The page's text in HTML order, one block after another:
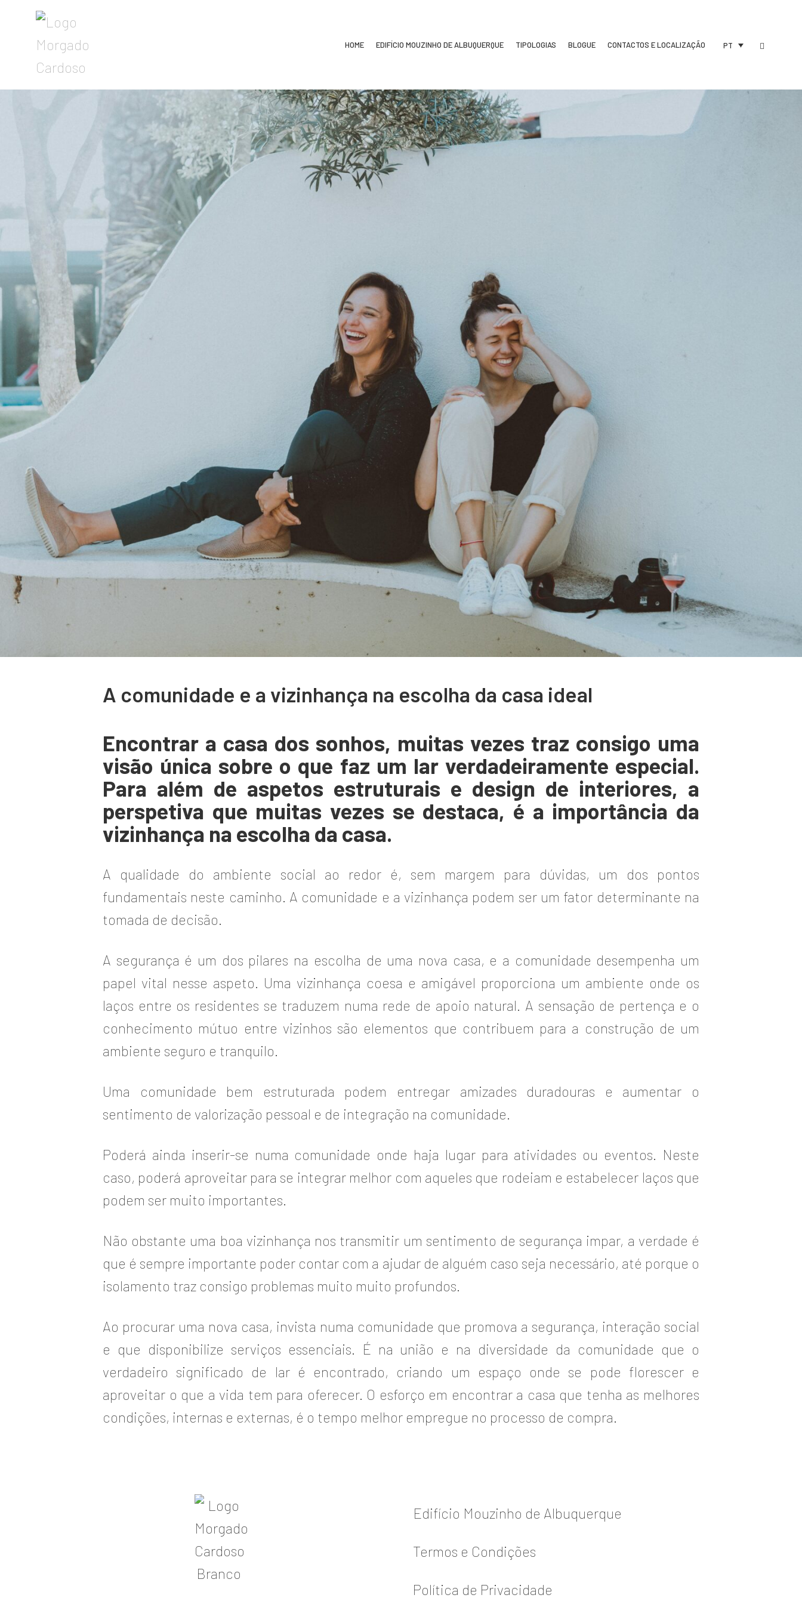
HOME EDIFÍCIO MOUZINHO DE ALBUQUERQUE TIPOLOGIAS BLOGUE CONTACTOS E LOCALIZAÇÃO PT
A comunidade e a vizinhança na escolha da casa ideal
Encontrar a casa dos sonhos, muitas vezes traz consigo uma
visão única sobre o que faz um lar verdadeiramente especial.
Para além de aspetos estruturais e design de interiores, a
perspetiva que muitas vezes se destaca, é a importância da
vizinhança na escolha da casa.
A qualidade do ambiente social ao redor é, sem margem para dúvidas, um dos pontos
fundamentais neste caminho. A comunidade e a vizinhança podem ser um fator determinante na
tomada de decisão.
A segurança é um dos pilares na escolha de uma nova casa, e a comunidade desempenha um
papel vital nesse aspeto. Uma vizinhança coesa e amigável proporciona um ambiente onde os
laços entre os residentes se traduzem numa rede de apoio natural. A sensação de pertença e o
conhecimento mútuo entre vizinhos são elementos que contribuem para a construção de um
ambiente seguro e tranquilo.
Uma comunidade bem estruturada podem entregar amizades duradouras e aumentar o
sentimento de valorização pessoal e de integração na comunidade.
Poderá ainda inserir-se numa comunidade onde haja lugar para atividades ou eventos. Neste
caso, poderá aproveitar para se integrar melhor com aqueles que rodeiam e estabelecer laços que
podem ser muito importantes.
Não obstante uma boa vizinhança nos transmitir um sentimento de segurança impar, a verdade é
que é sempre importante poder contar com a ajudar de alguém caso seja necessário, até porque o
isolamento traz consigo problemas muito muito profundos.
Ao procurar uma nova casa, invista numa comunidade que promova a segurança, interação social
e que disponibilize serviços essenciais. É na união e na diversidade da comunidade que o
verdadeiro significado de lar é encontrado, criando um espaço onde se pode florescer e
aproveitar o que a vida tem para oferecer. O esforço em encontrar a casa que tenha as melhores
condições, internas e externas, é o tempo melhor empregue no processo de compra.
Edifício Mouzinho de Albuquerque
Termos e Condições
Política de Privacidade